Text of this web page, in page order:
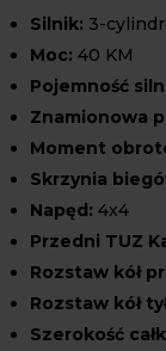
Silnik: 3-
Moc: 40 KM
Pojemność
Znamionowa
Moment
Skrzynia
Napęd: 4x4
Przedni TUZ
Rozstaw kół
Rozstaw kół
Szerokość